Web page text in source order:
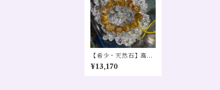
【希少・天然石】高品
質タイチンルチルクォ
ーツ SA 直径11㎜ 1粒
¥13,170